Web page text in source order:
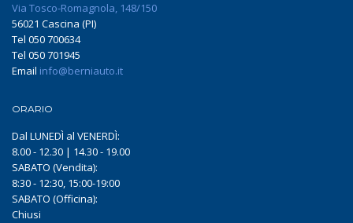
Via Tosco-Romagnola, 148/150
56021 Cascina (PI)
Tel 050 700634
Tel 050 701945
Email info@berniauto.it
ORARIO
Dal LUNEDÌ al VENERDÌ:
8.00 - 12.30 | 14.30 - 19.00
SABATO (Vendita):
8:30 - 12:30, 15:00-19:00
SABATO (Officina):
Chiusi